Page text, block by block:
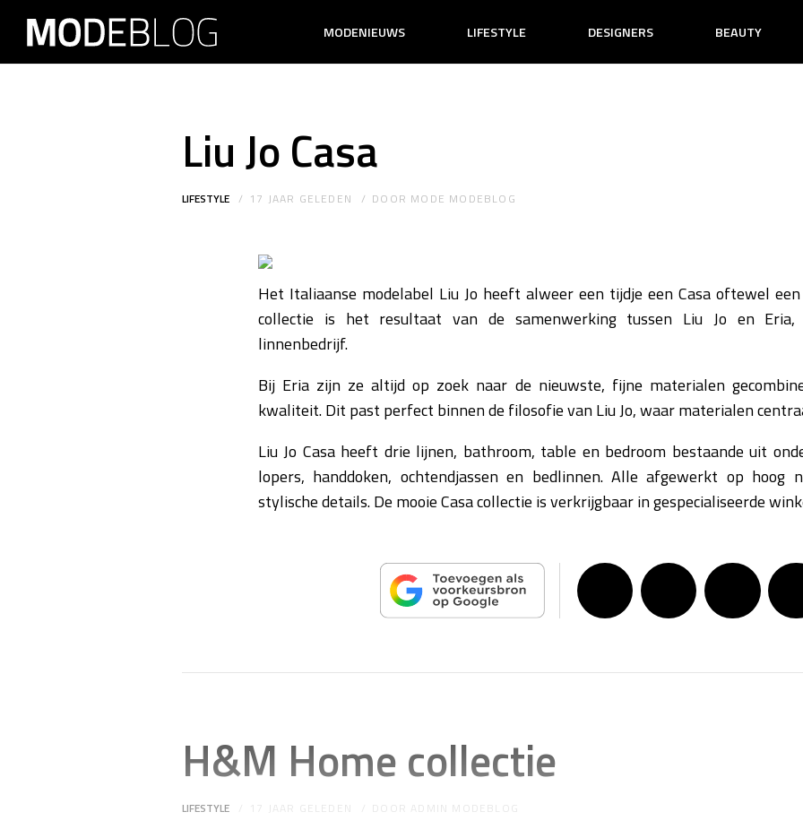
MODENIEUWS LIFESTYLE DESIGNERS BEAUTY
Liu Jo Casa
LIFESTYLE 17 JAAR GELEDEN DOOR MODE MODEBLOG
Het Italiaanse modelabel Liu Jo heeft alweer een tijdje een Casa oftewel
collectie is het resultaat van de samenwerking tussen Liu Jo en Eria,
linnenbedrijf.
Bij Eria zijn ze altijd op zoek naar de nieuwste, fijne materialen
kwaliteit. Dit past perfect binnen de filosofie van Liu Jo, waar materialen
Liu Jo Casa heeft drie lijnen, bathroom, table en bedroom bestaande uit
lopers, handdoken, ochtendjassen en bedlinnen. Alle afgewerkt op hoog
stylische details. De mooie Casa collectie is verkrijgbaar in gespecialiseerde
H&M Home collectie
LIFESTYLE 17 JAAR GELEDEN DOOR ADMIN MODEBLOG